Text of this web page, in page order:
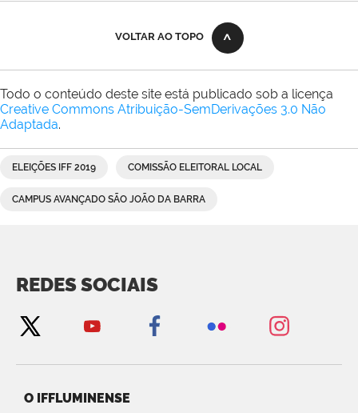
VOLTAR AO TOPO
Todo o conteúdo deste site está publicado sob a licença
Creative Commons Atribuição-SemDerivações 3.0 Não
Adaptada.
ELEIÇÕES IFF 2019 COMISSÃO ELEITORAL LOCAL
CAMPUS AVANÇADO SÃO JOÃO DA BARRA
REDES SOCIAIS
O IFFLUMINENSE